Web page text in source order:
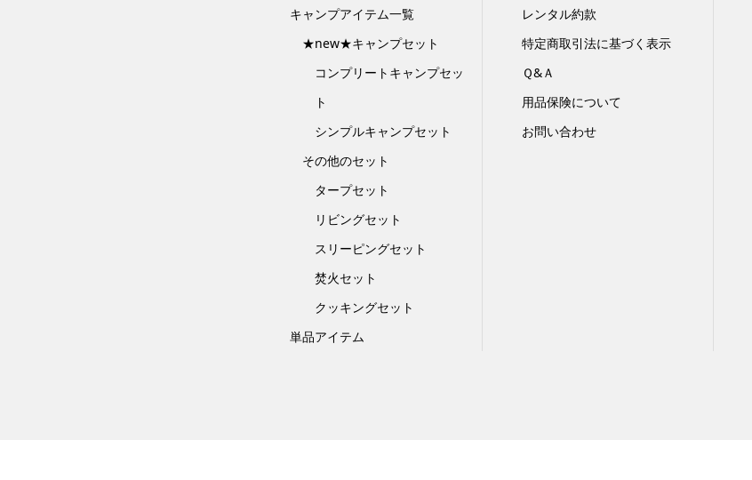
キャンプアイテム一覧
★new★キャンプセット
コンプリートキャンプセッ
ト
シンプルキャンプセット
その他のセット
タープセット
リビングセット
スリーピングセット
焚火セット
クッキングセット
単品アイテム
レンタル約款
特定商取引法に基づく表示
Ｑ&Ａ
用品保険について
お問い合わせ